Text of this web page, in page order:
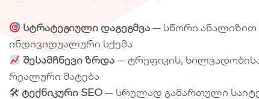
სტრატეგიული დაგეგმვა— სწორი ანალიზით
ინდივიდუალური სქემა
შესამჩნევი ზრდა— ტრეფიკის,
რეალური მატება
🛠 ტექნიკური SEO— სრულად გამართული